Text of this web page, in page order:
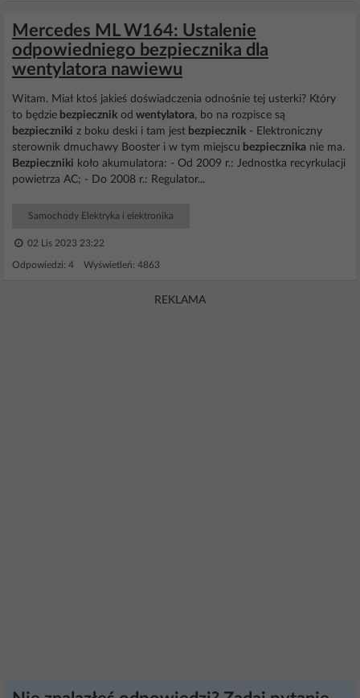
Mercedes ML W164: Ustalenie
odpowiedniego bezpiecznika dla
wentylatora nawiewu
Witam. Miał ktoś jakieś doświadczenia odnośnie tej usterki? Który
to będzie bezpiecznik od wentylatora, bo na rozpisce są
bezpieczniki z boku deski i tam jest bezpiecznik - Elektroniczny
sterownik dmuchawy Booster i w tym miejscu bezpiecznika nie ma.
Bezpieczniki koło akumulatora: - Od 2009 r.: Jednostka recyrkulacji
powietrza AC; - Do 2008 r.: Regulator...
Samochody Elektryka i elektronika
02 Lis 2023 23:22
Odpowiedzi: 4 Wyświetleń: 4863
REKLAMA